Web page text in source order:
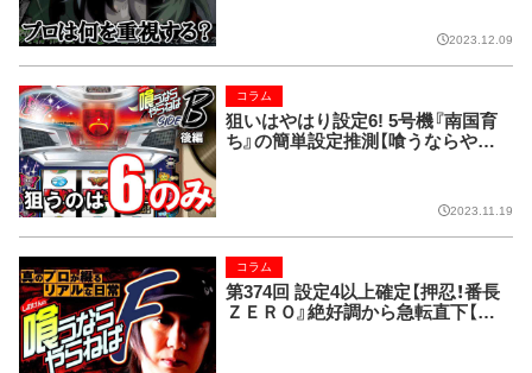
2023.12.09
狙いはやはり設定6! 5号機『南国育
ち』の簡単設定推測【喰うならやら
コラム
2023.11.19
第374回 設定4以上確定【押忍！番長
ＺＥＲＯ』絶好調から急転直下【し
コラム